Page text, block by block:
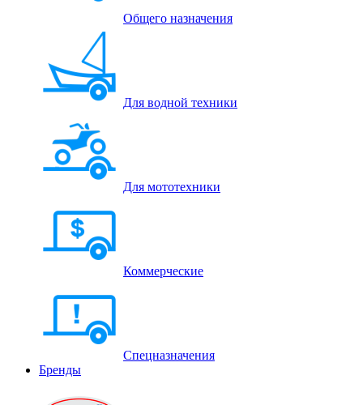
Общего назначения
Для водной техники
Для мототехники
Коммерческие
Спецназначения
Бренды